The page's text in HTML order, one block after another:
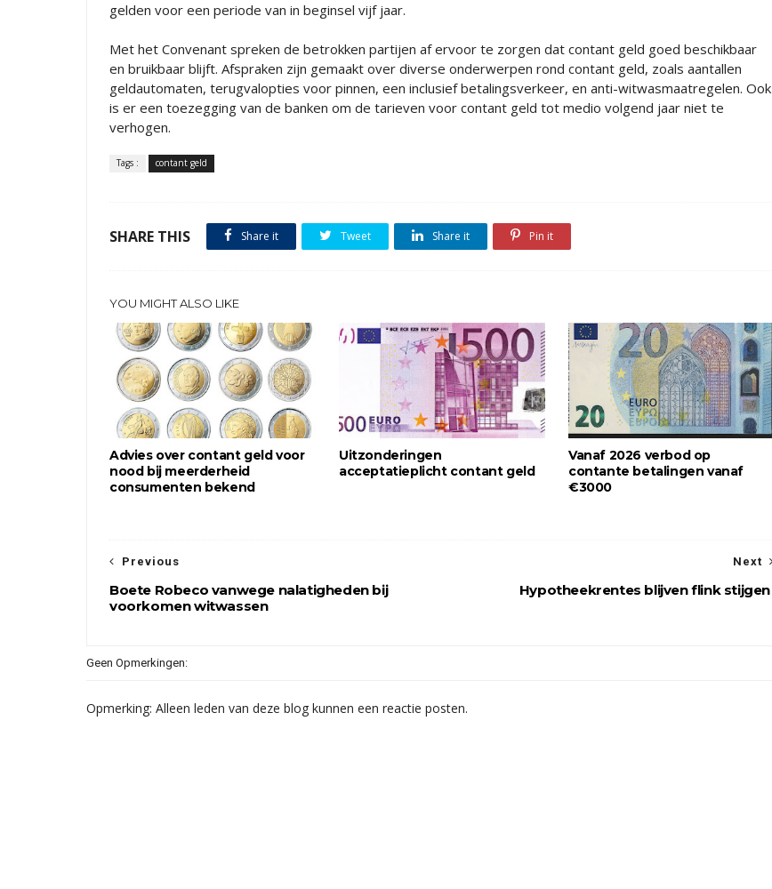
gelden voor een periode van in beginsel vijf jaar.
Met het Convenant spreken de betrokken partijen af ervoor te zorgen dat contant geld goed beschikbaar
en bruikbaar blijft. Afspraken zijn gemaakt over diverse onderwerpen rond contant geld, zoals aantallen
geldautomaten, terugvalopties voor pinnen, een inclusief betalingsverkeer, en anti-witwasmaatregelen. Ook
is er een toezegging van de banken om de tarieven voor contant geld tot medio volgend jaar niet te
verhogen.
Tags : contant geld
SHARE THIS Share it Tweet Share it Pin it
YOU MIGHT ALSO LIKE
Advies over contant geld voor
nood bij meerderheid
consumenten bekend
Uitzonderingen
acceptatieplicht contant geld
Vanaf 2026 verbod op
contante betalingen vanaf
€3000
Next
Hypotheekrentes blijven flink stijgen
Previous
Boete Robeco vanwege nalatigheden bij
voorkomen witwassen
Geen Opmerkingen:
Opmerking: Alleen leden van deze blog kunnen een reactie posten.